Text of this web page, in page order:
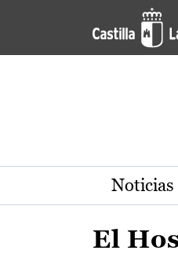
Pasar al contenido principal
Actualidad
Noticias
El